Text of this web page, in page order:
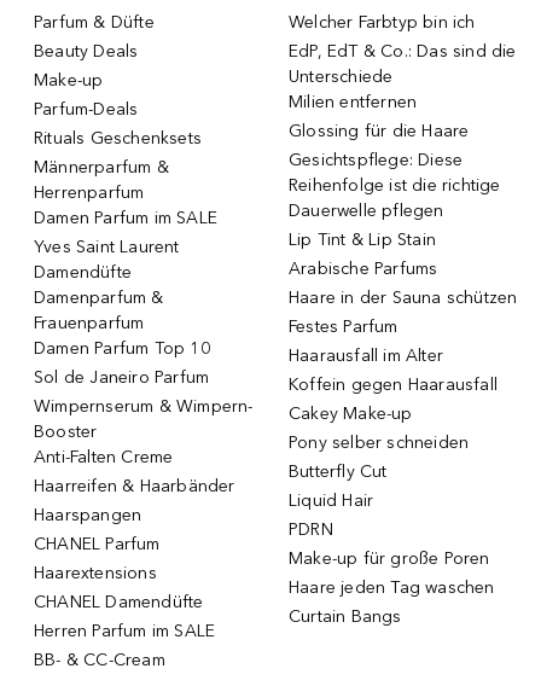
Parfum & Düfte
Beauty Deals
Make-up
Parfum-Deals
Rituals Geschenksets
Männerparfum &
Herrenparfum
Damen Parfum im SALE
Yves Saint Laurent
Damendüfte
Damenparfum &
Frauenparfum
Damen Parfum Top 10
Sol de Janeiro Parfum
Wimpernserum & Wimpern-
Booster
Anti-Falten Creme
Haarreifen & Haarbänder
Haarspangen
CHANEL Parfum
Haarextensions
CHANEL Damendüfte
Herren Parfum im SALE
BB- & CC-Cream
Welcher Farbtyp bin ich
EdP, EdT & Co.: Das sind die
Unterschiede
Milien entfernen
Glossing für die Haare
Gesichtspflege: Diese
Reihenfolge ist die richtige
Dauerwelle pflegen
Lip Tint & Lip Stain
Arabische Parfums
Haare in der Sauna schützen
Festes Parfum
Haarausfall im Alter
Koffein gegen Haarausfall
Cakey Make-up
Pony selber schneiden
Butterfly Cut
Liquid Hair
PDRN
Make-up für große Poren
Haare jeden Tag waschen
Curtain Bangs